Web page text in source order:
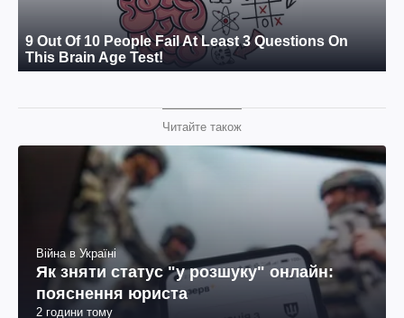
Читайте також
Війна в Україні
Як зняти статус "у розшуку" онлайн:
пояснення юриста
2 години тому